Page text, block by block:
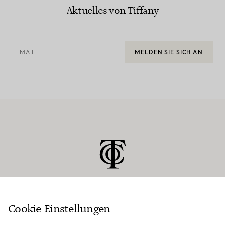
Aktuelles von Tiffany
E-MAIL MELDEN SIE SICH AN
KUNDENSERVICE
Cookie-Einstellungen